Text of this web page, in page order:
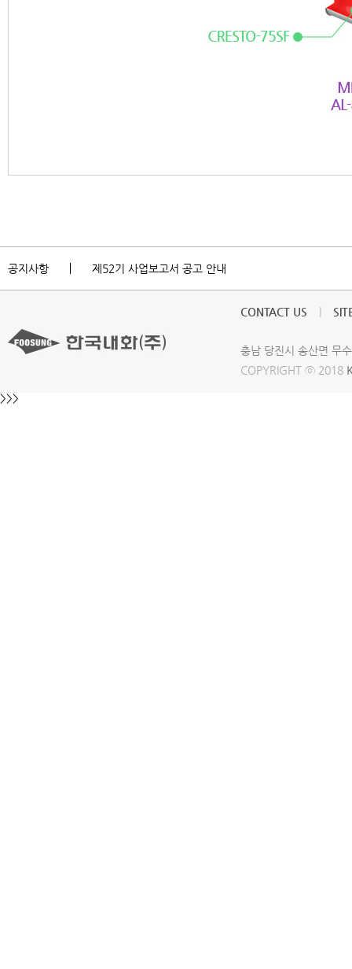
공지사항 제52기 사업보고서 공고 안내
CONTACT US
충남 당진시 송산면 무
COPYRIGHT ⓒ 2018
>>>